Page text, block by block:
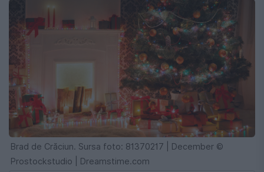
Brad de Crăciun. Sursa foto: 81370217 | December ©
Prostockstudio | Dreamstime.com